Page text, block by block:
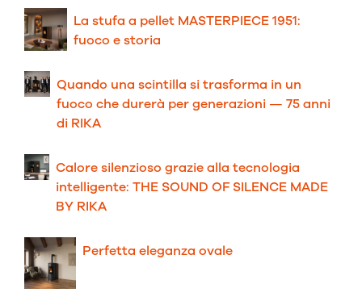
La stufa a pellet MASTERPIECE 1951:
fuoco e storia
Quando una scintilla si trasforma in un
fuoco che durerà per generazioni — 75 anni
di RIKA
Calore silenzioso grazie alla tecnologia
intelligente: THE SOUND OF SILENCE MADE
BY RIKA
Perfetta eleganza ovale